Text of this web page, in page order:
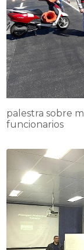
palestra sobre
funcionarios